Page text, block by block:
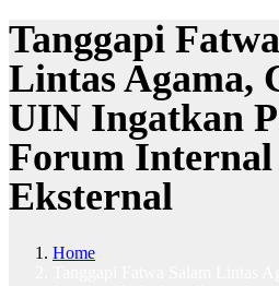
Tanggapi
Lintas Agama,
UIN Ingatkan
Forum Internal
Eksternal
Home